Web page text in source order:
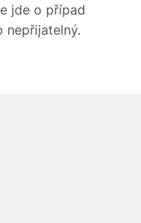
jde o případ
nepřijatelný.